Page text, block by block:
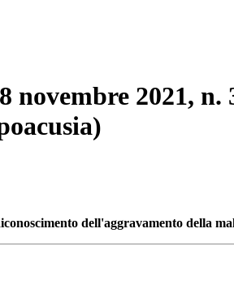
novembre 2021,
iconoscimento dell'aggravamento della